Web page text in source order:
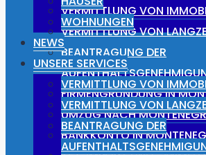
VERMITTLUNG VON
VERMITTLUNG VON
BEANTRAGUNG DER
FIRMENGRÜNDUNG IN
UMZUG NACH
BANKKONTO IN
WOHNUNGEN
NEWS
UNSERE SERVICES
VERMITTLUNG VON
VERMITTLUNG VON
BEANTRAGUNG DER